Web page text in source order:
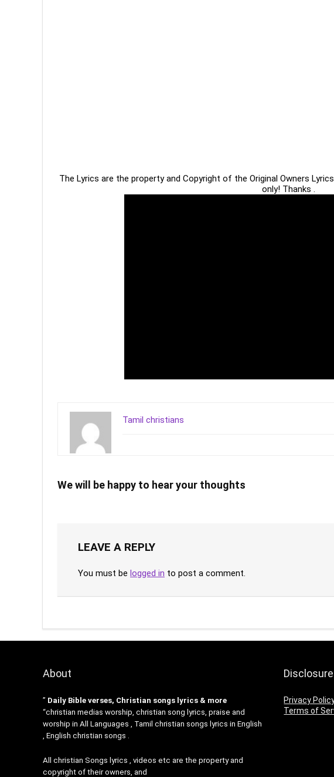
The Lyrics are the property and Copyright of the Original Owners
only! Thanks .
Tamil christians
We will be happy to hear your thoughts
LEAVE A REPLY
You must be logged in to post a comment.
About
” Daily Bible verses, Christian songs lyrics & more
“christian medias worship, christian song lyrics, praise and
worship in All Languages , Tamil christian songs lyrics in English
, English christian songs .
All christian Songs lyrics , videos etc are the property and
copyright of their owners, and
Privacy
Terms of